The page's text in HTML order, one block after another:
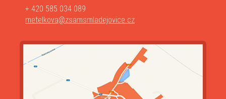
+ 420 585 034 089
metelkova@zsamsmladejovice.cz